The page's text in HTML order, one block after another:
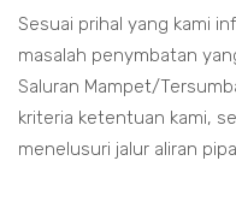
Sesuai prihal yang kami
masalah penymbatan
Saluran Mampet/
kriteria ketentuan kami,
menelusuri jalur aliran